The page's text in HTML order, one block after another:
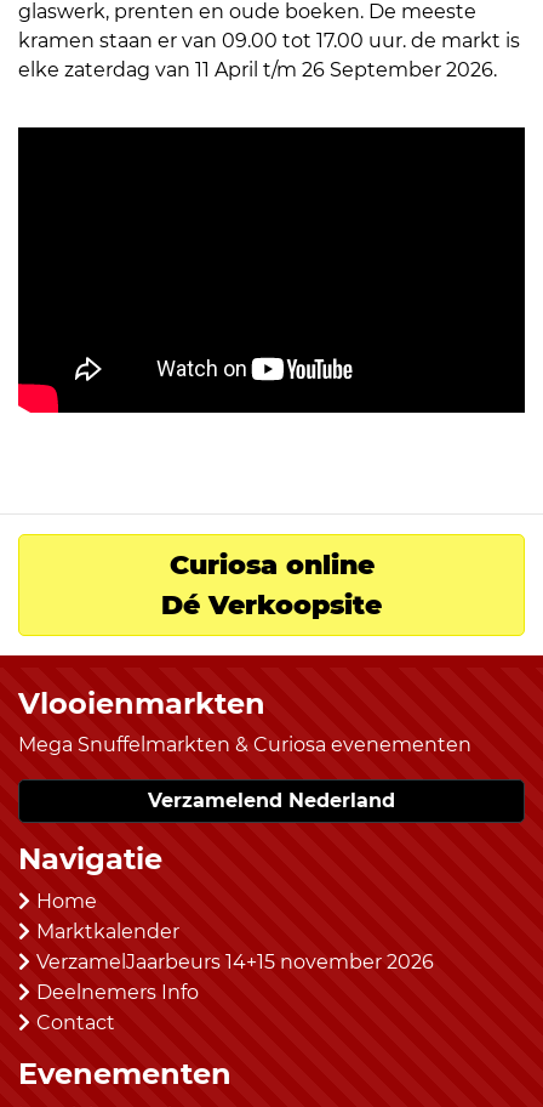
glaswerk, prenten en oude boeken. De meeste
kramen staan er van 09.00 tot 17.00 uur. de markt is
elke zaterdag van 11 April t/m 26 September 2026.
Curiosa online
Dé Verkoopsite
Vlooienmarkten
Mega Snuffelmarkten & Curiosa evenementen
Verzamelend Nederland
Navigatie
Home
Marktkalender
VerzamelJaarbeurs 14+15 november 2026
Deelnemers Info
Contact
Evenementen